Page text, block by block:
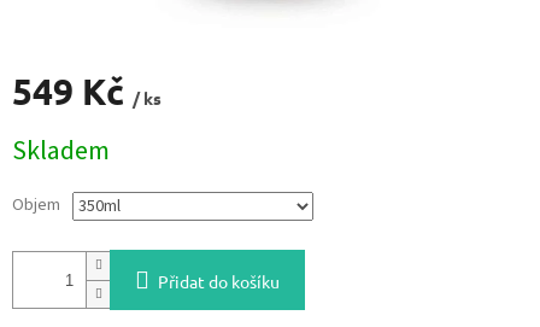
549 Kč / ks
cena:
Skladem
Objem
Přidat do košíku